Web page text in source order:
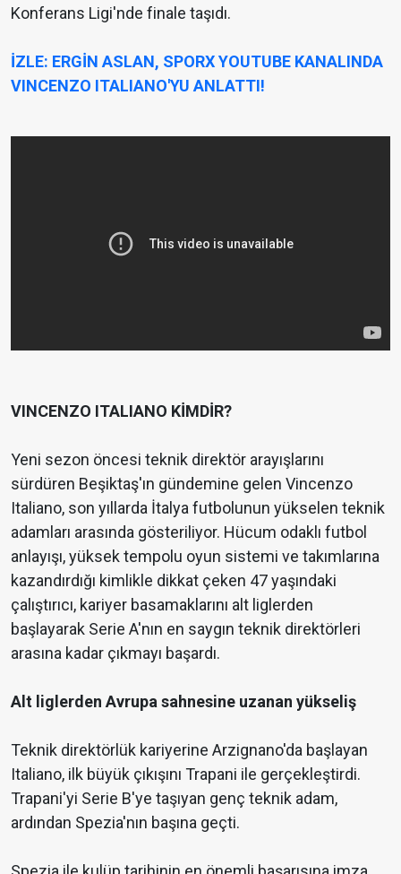
Konferans Ligi'nde finale taşıdı.
İZLE: ERGİN ASLAN, SPORX YOUTUBE KANALINDA
VINCENZO ITALIANO'YU ANLATTI!
VINCENZO ITALIANO KİMDİR?
Yeni sezon öncesi teknik direktör arayışlarını
sürdüren Beşiktaş'ın gündemine gelen Vincenzo
Italiano, son yıllarda İtalya futbolunun yükselen teknik
adamları arasında gösteriliyor. Hücum odaklı futbol
anlayışı, yüksek tempolu oyun sistemi ve takımlarına
kazandırdığı kimlikle dikkat çeken 47 yaşındaki
çalıştırıcı, kariyer basamaklarını alt liglerden
başlayarak Serie A'nın en saygın teknik direktörleri
arasına kadar çıkmayı başardı.
Alt liglerden Avrupa sahnesine uzanan yükseliş
Teknik direktörlük kariyerine Arzignano'da başlayan
Italiano, ilk büyük çıkışını Trapani ile gerçekleştirdi.
Trapani'yi Serie B'ye taşıyan genç teknik adam,
ardından Spezia'nın başına geçti.